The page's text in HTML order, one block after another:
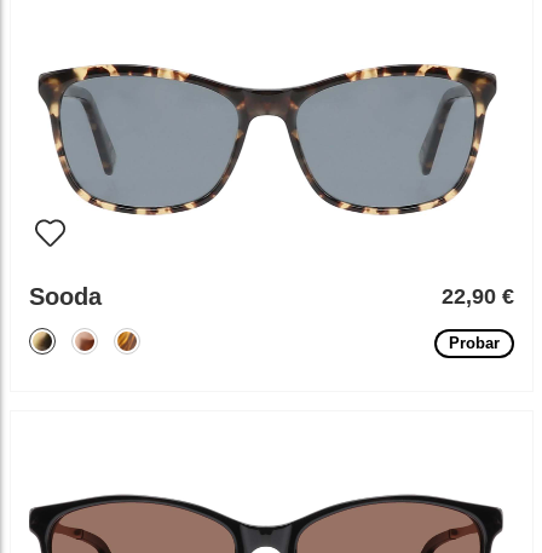
Sooda 22,90 €
Probar